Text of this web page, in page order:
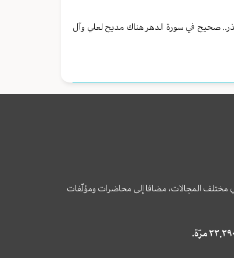
صحيح في سورة الدهر هناك مديح لعلي وآل
مختلف المجالات، مضافا إلى محاضرات ومؤلّفات